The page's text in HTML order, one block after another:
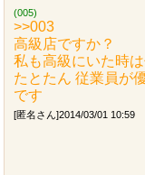
(005)
>>003
高級店ですか？
私も高級にいた時
たとたん 従業員が
です
[匿名さん]2014/03/01 10:59